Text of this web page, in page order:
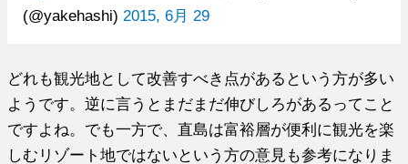
(@yakehashi) 2015, 6月 29
どれも観光地として改善すべき点があるという方が多い
ようです。逆に言うとまだまだ伸びしろがあるってこと
ですよね。でも一方で、直島は富裕層が便利に観光を楽
しむリゾート地ではないという方の意見も参考になりま